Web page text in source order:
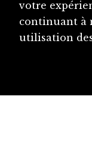
votre
continuant à
utilisation